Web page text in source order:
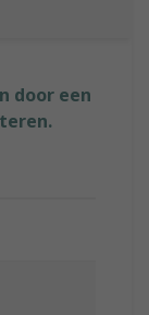
door een